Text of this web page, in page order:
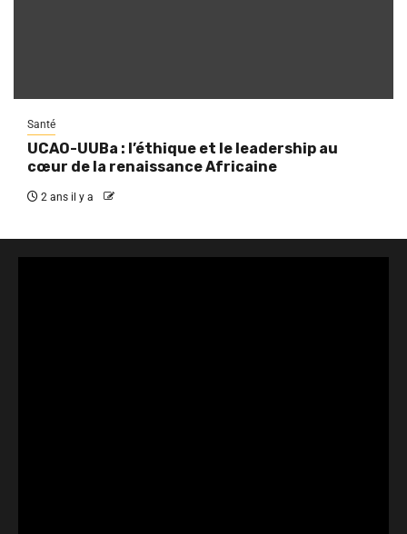
Santé
UCAO-UUBa : l’éthique et le leadership au
cœur de la renaissance Africaine
2 ans il y a